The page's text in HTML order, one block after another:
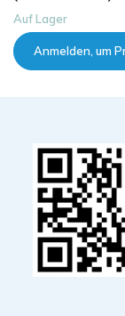
Auf Lager
Anmelden, um